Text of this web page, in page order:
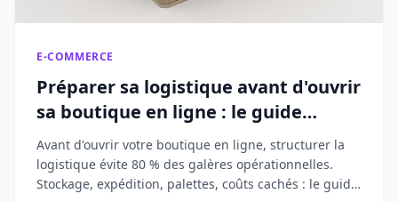
E-COMMERCE
Préparer sa logistique avant d'ouvrir
sa boutique en ligne : le guide
starter 2026
Avant d'ouvrir votre boutique en ligne, structurer la
logistique évite 80 % des galères opérationnelles.
Stockage, expédition, palettes, coûts cachés : le guide